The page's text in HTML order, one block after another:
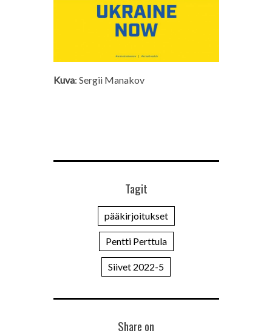
Kuva: Sergii Manakov
Tagit
pääkirjoitukset
Pentti Perttula
Siivet 2022-5
Share on